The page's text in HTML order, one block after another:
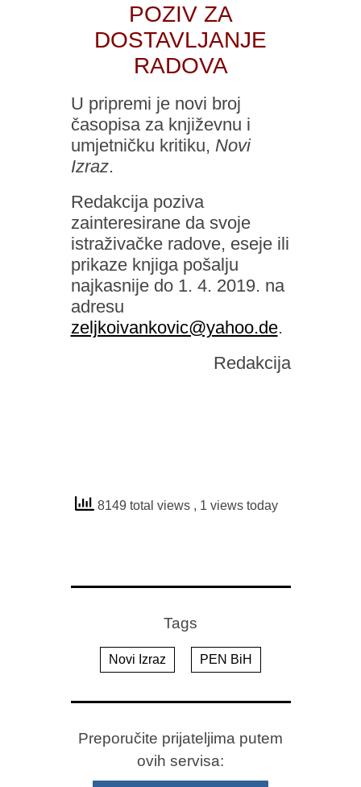
POZIV ZA
DOSTAVLJANJE
RADOVA
U pripremi je novi broj
časopisa za književnu i
umjetničku kritiku, Novi
Izraz.
Redakcija poziva
zainteresirane da svoje
istraživačke radove, eseje ili
prikaze knjiga pošalju
najkasnije do 1. 4. 2019. na
adresu
zeljkoivankovic@yahoo.de.
Redakcija
8149 total views , 1 views today
Tags
Novi Izraz PEN BiH
Preporučite prijateljima putem
ovih servisa: